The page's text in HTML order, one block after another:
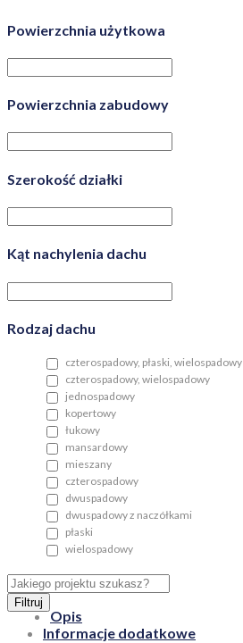
Powierzchnia użytkowa
Powierzchnia zabudowy
Szerokość działki
Kąt nachylenia dachu
Rodzaj dachu
czterospadowy, płaski, wielospadowy
czterospadowy, wielospadowy
jednospadowy
kopertowy
łukowy
mansardowy
mieszany
czterospadowy
dwuspadowy
dwuspadowy z naczółkami
płaski
wielospadowy
Filtruj
Opis
Informacje dodatkowe